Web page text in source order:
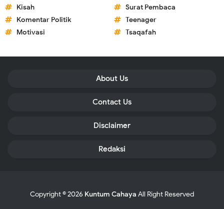
Kisah
Komentar Politik
Motivasi
Surat Pembaca
Teenager
Tsaqafah
About Us
Contact Us
Disclaimer
Redaksi
Copyright ©2026 Kuntum Cahaya All Right Reserved